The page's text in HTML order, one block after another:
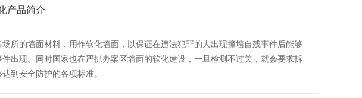
产品简介
所的墙面材料，用作软化墙面，以保证在违法犯罪的人出现撞墙自残事件后能够
出现。同时国家也在严抓办案区墙面的软化建设，一旦检测不过关，就会要求拆
到安全防护的各项标准。